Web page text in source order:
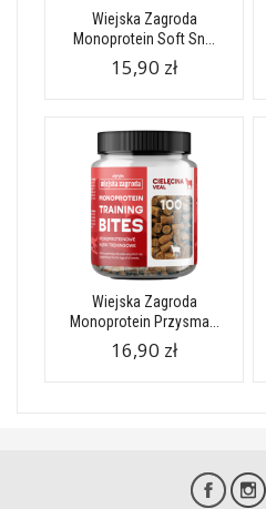
Wiejska Zagroda
Monoprotein Soft Sn...
15,90 zł
Wiejska Zagroda
Monoprotein Przysma...
16,90 zł